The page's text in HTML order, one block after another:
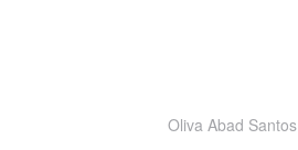
Oliva Abad Santos